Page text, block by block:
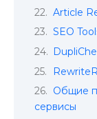
Article
SEO
RewriteR
Общие
сервисы